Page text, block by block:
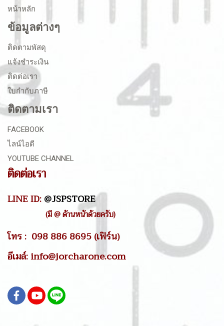
หน้าหลัก
ข้อมูลต่างๆ
ติดตามพัสดุ
แจ้งชำระเงิน
ติดต่อเรา
ใบกำกับภาษี
ติดตามเรา
FACEBOOK
ไลน์ไอดี
YOUTUBE CHANNEL
ติดต่อเรา
LINE ID:@JSPSTORE
(มี @ ด้านหน้าด้วยครับ)
โทร : 098 886 8695 (เฟิร์น)
อีเมล์: info@jorcharone.com